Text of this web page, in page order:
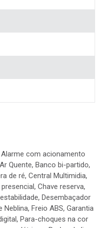
com acionamento
Quente, Banco bi-partido,
de ré, Central Multimidia,
Chave reserva,